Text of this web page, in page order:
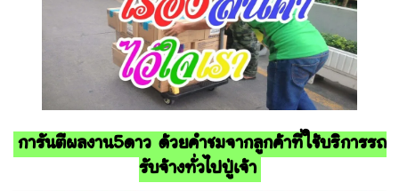
การันตีผลงาน5ดาว ด้วยคำชมจากลูกค้าที่ใช้บริการรถ
รับจ้างทั่วไปปู่เจ้า